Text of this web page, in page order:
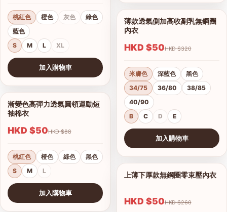
桃紅色 橙色 灰色
綠色
藍色
S
M L XL
加入購物車
1/15
查看圖片
漸變色高彈力透氣圓領運動短
袖棉衣
HKD $50 HKD $88
桃紅色 橙色 綠色
黑色
S
M L
加入購物車
查看圖片
1/17
薄款透氣側加高收副乳無鋼圈
內衣
HKD $50 HKD $320
米膚色 深藍色
黑色
34/75
36/80
38/85
40/90
B
C D E
加入購物車
1/12
查看圖片
上薄下厚款無鋼圈零束壓內衣
HKD $50 HKD $260
English